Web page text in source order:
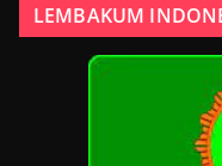
LEMBAKUM